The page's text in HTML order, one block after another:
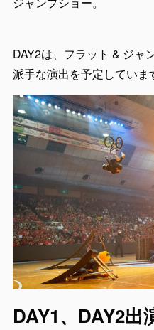
DAY2は、フラット & ジャ
派手な演出を予定していま
DAY1、DAY2出